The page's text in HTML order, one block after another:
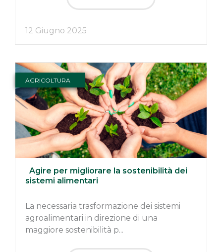
12 Giugno 2025
AGRICOLTURA
Agire per migliorare la sostenibilità dei
sistemi alimentari
La necessaria trasformazione dei sistemi
agroalimentari in direzione di una
maggiore sostenibilità p...